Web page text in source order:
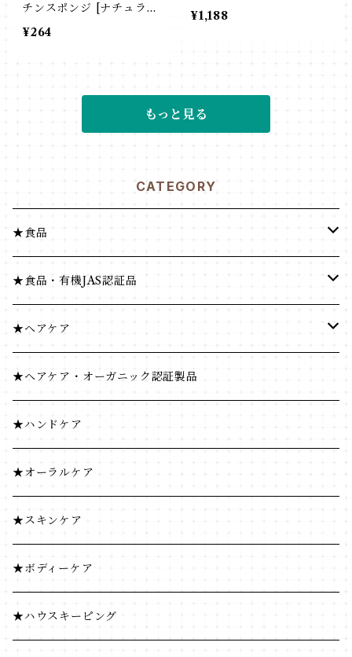
チンスポンジ [ナチュラ
ル]
¥264
¥1,188
もっと見る
CATEGORY
★食品
健康食品
米・小麦・シリアル
菓子類
穀物飲料・飲料
調味料
コーヒー・茶類
加工食品
豆・ごま類
★食品・有機JAS認証品
健康食品
米・小麦・シリアル
菓子類
穀物飲料・飲料
調味料
コーヒー・茶類
加工食品
★ヘアケア
ヘナ
★ヘアケア・オーガニック認証製品
★ハンドケア
★オーラルケア
★スキンケア
★ボディーケア
★ハウスキーピング